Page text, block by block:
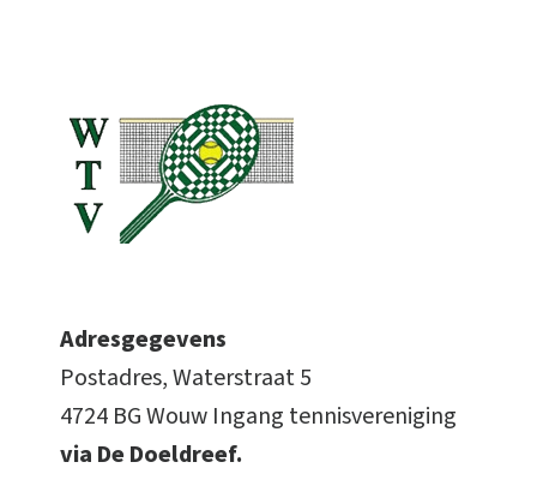
Adresgegevens
Postadres, Waterstraat 5
4724 BG Wouw Ingang tennisvereniging
via De Doeldreef.